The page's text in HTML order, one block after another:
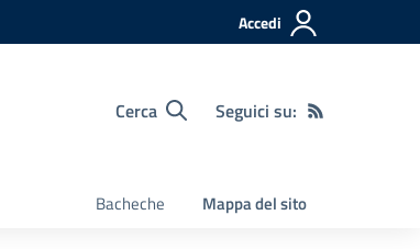
Accedi
Cerca Seguici su:
Bacheche Mappa del sito